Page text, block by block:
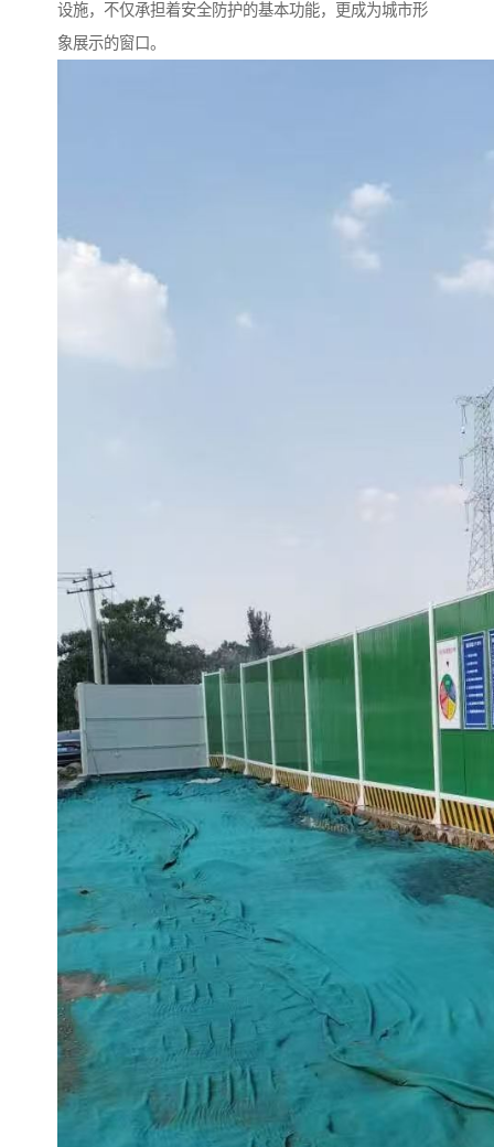
设施，不仅承担着安全防护的基本功能，更成为城市形
象展示的窗口。